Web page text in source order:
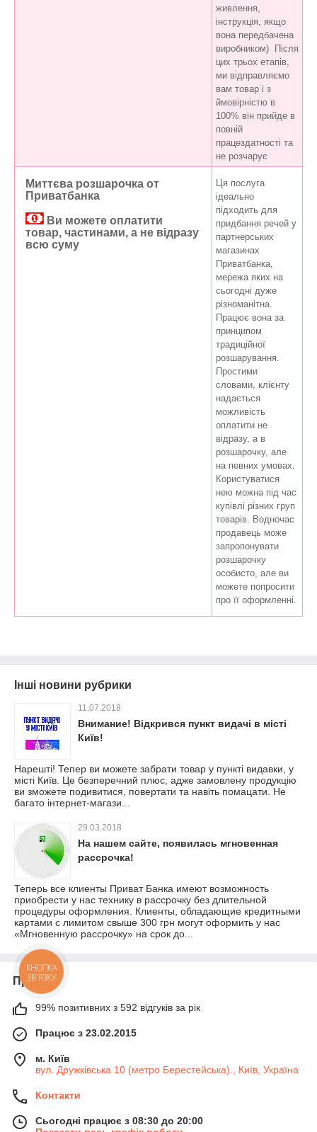
живлення,
інструкція, якщо
вона передбачена
виробником) Після
цих трьох етапів,
ми відправляємо
вам товар і з
ймовірністю в
100% він прийде в
повній
працездатності та
не розчарує
Миттєва розшарочка от
Приватбанка
Ви можете оплатити
товар, частинами, а не відразу
всю суму
Ця послуга
ідеально
підходить для
придбання речей у
партнерських
магазинах
Приватбанка,
мережа яких на
сьогодні дуже
різноманітна.
Працює вона за
принципом
традиційної
розшарування.
Простими
словами, клієнту
надається
можливість
оплатити не
відразу, а в
розшарочку, але
на певних умовах.
Користуватися
нею можна під час
купівлі різних груп
товарів. Водночас
продавець може
запропонувати
розшарочку
особисто, але ви
можете попросити
про її оформленні.
Інші новини рубрики
11.07.2018
Внимание! Відкрився пункт видачі в місті
Київ!
Нарешті! Тепер ви можете забрати товар у пункті видавки, у
місті Київ. Це безперечний плюс, адже замовлену продукцію
ви зможете подивитися, повертати та навіть помацати. Не
багато інтернет-магази...
29.03.2018
На нашем сайте, появилась мгновенная
рассрочка!
Теперь все клиенты Приват Банка имеют возможность
приобрести у нас технику в рассрочку без длительной
процедуры оформления. Клиенты, обладающие кредитными
картами с лимитом свыше 300 грн могут оформить у нас
«Мгновенную рассрочку» на срок до...
Про нас
99% позитивних з 592 відгуків за рік
Працює з 23.02.2015
м. Київ
вул. Дружківська 10 (метро Берестейська)., Київ, Україна
Контакти
Сьогодні працює з 08:30 до 20:00
КНОПКА
ЗВ'ЯЗКУ